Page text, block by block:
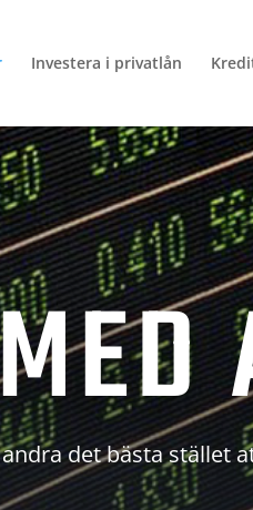
Investera i privatlån
det bästa stället